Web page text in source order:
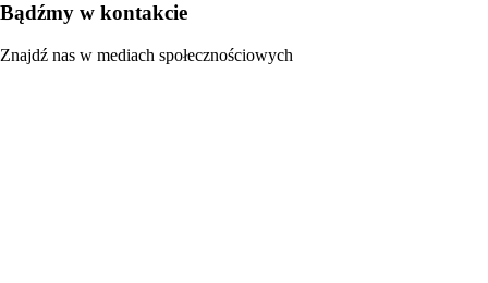
Bądźmy w kontakcie
Znajdź nas w mediach społecznościowych